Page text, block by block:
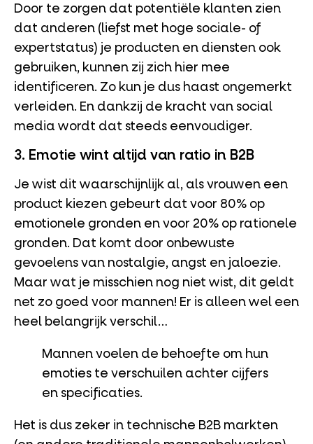
Door te zorgen dat potentiële klanten zien
dat anderen (liefst met hoge sociale- of
expertstatus) je producten en diensten ook
gebruiken, kunnen zij zich hier mee
identificeren. Zo kun je dus haast ongemerkt
verleiden. En dankzij de kracht van social
media wordt dat steeds eenvoudiger.
3. Emotie wint altijd van ratio in B2B
Je wist dit waarschijnlijk al, als vrouwen een
product kiezen gebeurt dat voor 80% op
emotionele gronden en voor 20% op rationele
gronden. Dat komt door onbewuste
gevoelens van nostalgie, angst en jaloezie.
Maar wat je misschien nog niet wist, dit geldt
net zo goed voor mannen! Er is alleen wel een
heel belangrijk verschil…
Mannen voelen de behoefte om hun
emoties te verschuilen achter cijfers
en specificaties.
Het is dus zeker in technische B2B markten